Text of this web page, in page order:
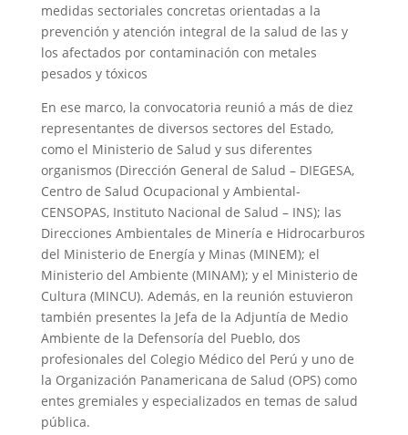
medidas sectoriales concretas orientadas a la
prevención y atención integral de la salud de las y
los afectados por contaminación con metales
pesados y tóxicos
En ese marco, la convocatoria reunió a más de diez
representantes de diversos sectores del Estado,
como el Ministerio de Salud y sus diferentes
organismos (Dirección General de Salud – DIEGESA,
Centro de Salud Ocupacional y Ambiental-
CENSOPAS, Instituto Nacional de Salud – INS); las
Direcciones Ambientales de Minería e Hidrocarburos
del Ministerio de Energía y Minas (MINEM); el
Ministerio del Ambiente (MINAM); y el Ministerio de
Cultura (MINCU). Además, en la reunión estuvieron
también presentes la Jefa de la Adjuntía de Medio
Ambiente de la Defensoría del Pueblo, dos
profesionales del Colegio Médico del Perú y uno de
la Organización Panamericana de Salud (OPS) como
entes gremiales y especializados en temas de salud
pública.